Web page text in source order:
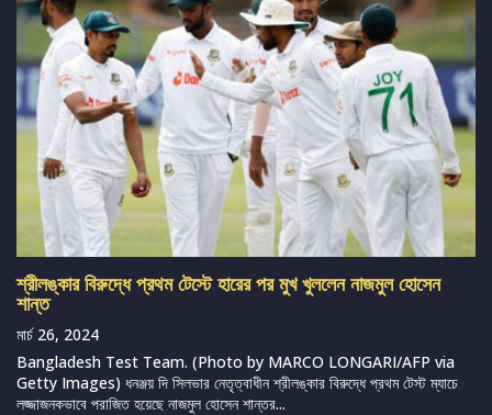
শ্রীলঙ্কার বিরুদ্ধে প্রথম টেস্টে হারের পর মুখ খুললেন নাজমুল হোসেন
শান্ত
মার্চ 26, 2024
Bangladesh Test Team. (Photo by MARCO LONGARI/AFP via
Getty Images) ধনঞ্জয় দি সিলভার নেতৃত্বাধীন শ্রীলঙ্কার বিরুদ্ধে প্রথম টেস্ট ম্যাচে
লজ্জাজনকভাবে পরাজিত হয়েছে নাজমুল হোসেন শান্তর...